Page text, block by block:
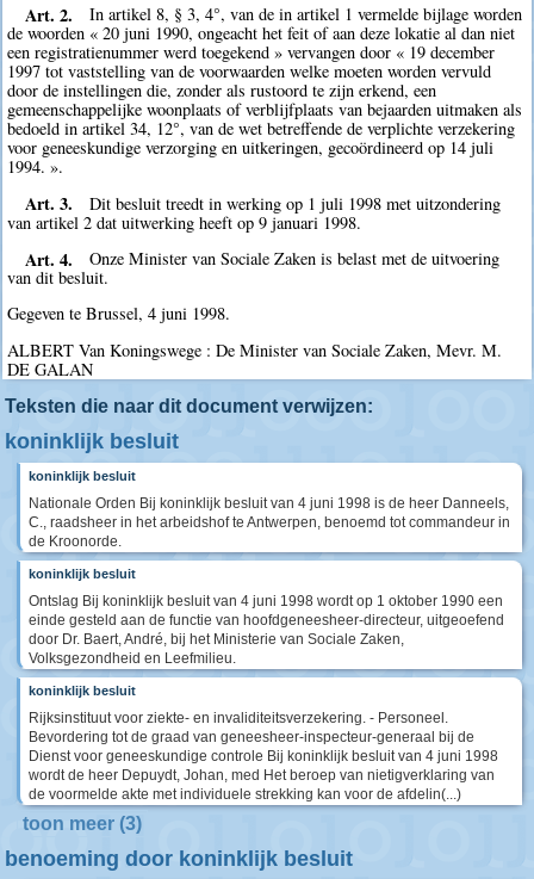
Art. 2.
In artikel 8, § 3, 4°, van de in artikel 1 vermelde bijlage worden
de woorden « 20 juni 1990, ongeacht het feit of aan deze lokatie al dan niet
een registratienummer werd toegekend » vervangen door « 19 december
1997 tot vaststelling van de voorwaarden welke moeten worden vervuld
door de instellingen die, zonder als rustoord te zijn erkend, een
gemeenschappelijke woonplaats of verblijfplaats van bejaarden uitmaken als
bedoeld in artikel 34, 12°, van de wet betreffende de verplichte verzekering
voor geneeskundige verzorging en uitkeringen, gecoördineerd op 14 juli
1994. ».
Art. 3.
Dit besluit treedt in werking op 1 juli 1998 met uitzondering
van artikel 2 dat uitwerking heeft op 9 januari 1998.
Art. 4.
Onze Minister van Sociale Zaken is belast met de uitvoering
van dit besluit.
Gegeven te Brussel, 4 juni 1998.
ALBERT Van Koningswege : De Minister van Sociale Zaken, Mevr. M.
DE GALAN
Teksten die naar dit document verwijzen:
koninklijk besluit
koninklijk besluit
Nationale Orden Bij koninklijk besluit van 4 juni 1998 is de heer Danneels,
C., raadsheer in het arbeidshof te Antwerpen, benoemd tot commandeur in
de Kroonorde.
koninklijk besluit
Ontslag Bij koninklijk besluit van 4 juni 1998 wordt op 1 oktober 1990 een
einde gesteld aan de functie van hoofdgeneesheer-directeur, uitgeoefend
door Dr. Baert, André, bij het Ministerie van Sociale Zaken,
Volksgezondheid en Leefmilieu.
koninklijk besluit
Rijksinstituut voor ziekte- en invaliditeitsverzekering. - Personeel.
Bevordering tot de graad van geneesheer-inspecteur-generaal bij de
Dienst voor geneeskundige controle Bij koninklijk besluit van 4 juni 1998
wordt de heer Depuydt, Johan, med Het beroep van nietigverklaring van
de voormelde akte met individuele strekking kan voor de afdelin(...)
toon meer (3)
benoeming door koninklijk besluit